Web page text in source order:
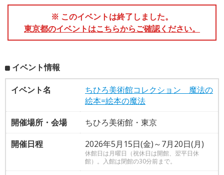
※ このイベントは終了しました。
東京都のイベントはこちらからご確認ください。
イベント情報
イベント名
ちひろ美術館コレクション 魔法の
絵本=絵本の魔法
開催場所・会場
ちひろ美術館・東京
開催日程
2026年5月15日(金)～7月20日(月)
休館日は月曜日（祝休日は開館、翌平日休
館）。入館は閉館の30分前まで。